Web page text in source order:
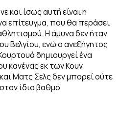
και ίσως αυτή είναι η
επίτευγμα, που θα περάσει
Η άμυνα δεν ήταν
Βελγίου, ενώ ο ανεξήγητος
δημιουργεί ένα
κανένας εκ των Κουν
Ματς Σελς δεν μπορεί ούτε
ίδιο βαθμό